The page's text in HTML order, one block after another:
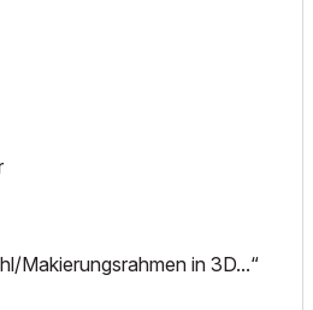
Makierungsrahmen in 3D...“